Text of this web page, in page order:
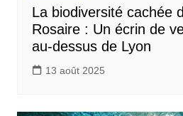
La biodiversité cachée
Rosaire : Un écrin de
au-dessus de Lyon
13 août 2025